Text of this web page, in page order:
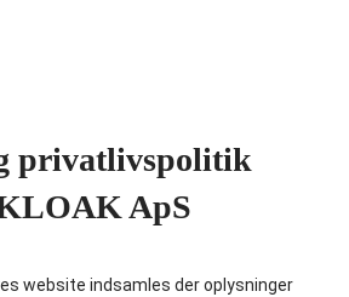
privatlivspolitik
ApS
website indsamles der oplysninger